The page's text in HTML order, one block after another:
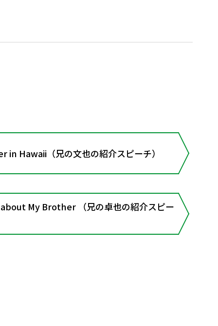
Hawaii（兄の文也の紹介スピーチ）
My Brother （兄の卓也の紹介スピー